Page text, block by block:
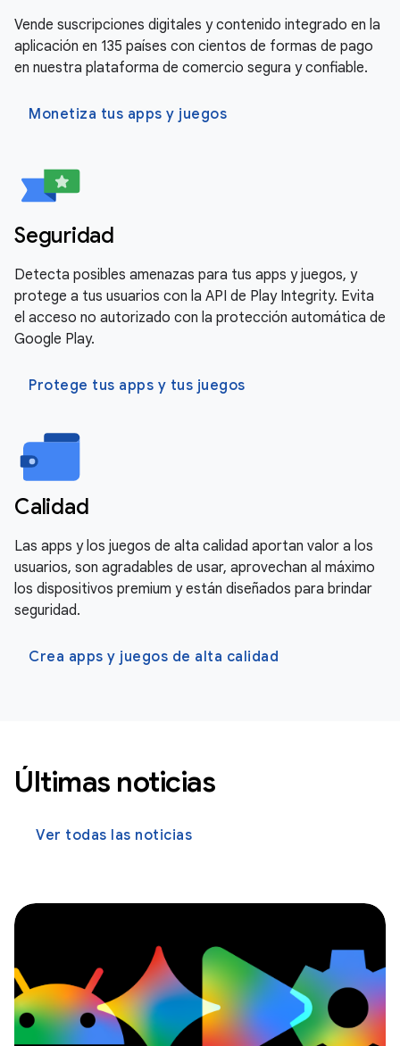
Vende suscripciones digitales y contenido integrado en la
aplicación en 135 países con cientos de formas de pago
en nuestra plataforma de comercio segura y confiable.
Monetiza tus apps y juegos
Seguridad
Detecta posibles amenazas para tus apps y juegos, y
protege a tus usuarios con la API de Play Integrity. Evita
el acceso no autorizado con la protección automática de
Google Play.
Protege tus apps y tus juegos
Calidad
Las apps y los juegos de alta calidad aportan valor a los
usuarios, son agradables de usar, aprovechan al máximo
los dispositivos premium y están diseñados para brindar
seguridad.
Crea apps y juegos de alta calidad
Últimas noticias
Ver todas las noticias